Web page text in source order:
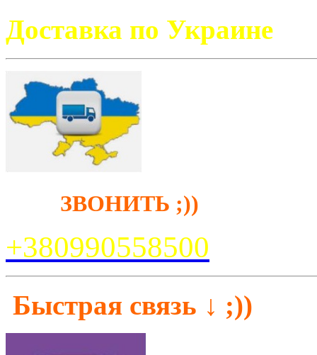
Доставка по Украине
ЗВОНИТЬ ;))
+380990558500
Быстрая связь ↓ ;))